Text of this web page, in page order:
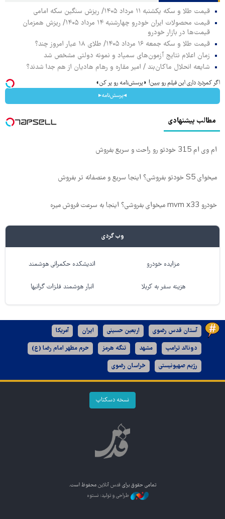
قیمت طلا و سکه یکشنبه ۱۱ مرداد ۱۴۰۵/ ریزش سنگین سکه امامی
قیمت محصولات ایران خودرو چهارشنبه ۱۴ مرداد ۱۴۰۵/ ریزش همزمان
قیمت‌ها در بازار خودرو
قیمت طلا و سکه جمعه ۱۶ مرداد ۱۴۰۵/ طلای ۱۸ عیار امروز چند؟
زمان اعلام نتایج آزمون‌های سمپاد و نمونه دولتی مشخص شد
شایعه انحلال ماکان‌بند / امیر مقاره و رهام هادیان از هم جدا شدند؟
اگر کمردرد داری این فیلم رو ببین! ◗پرسش‌نامه رو پر کن◖
◂پرسش‌نامه▸
مطالب پیشنهادی
ام وی ام 315 خودتو رو راحت و سریع بفروش
میخوای S5 خودتو بفروشی؟ اینجا سریع و منصفانه تر بفروش
خودرو mvm x33 میخوای بفروشی؟ اینجا به سرعت فروش میره
وب گردی
مزایده خودرو اندیشکده حکمرانی هوشمند
هزینه سفر به کربلا انبار هوشمند فلزات گرانبها
آستان قدس رضوی اربعین حسینی ایران آمریکا
دونالد ترامپ مشهد تنگه هرمز حرم مطهر امام رضا (ع)
رژیم صهیونیستی خراسان رضوی
نسخه دسکتاپ
تمامی حقوق برای قدس آنلاین محفوظ است.
طراحی و تولید: نستوه